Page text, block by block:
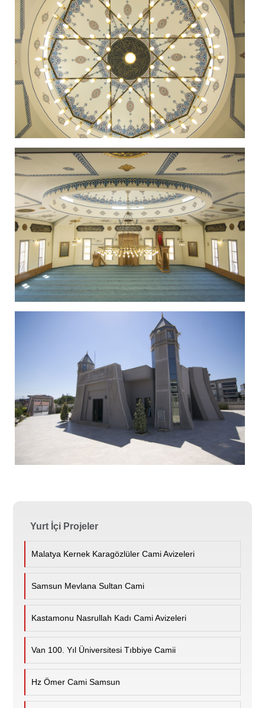
Yurt İçi Projeler
Malatya Kernek Karagözlüler Cami Avizeleri
Samsun Mevlana Sultan Cami
Kastamonu Nasrullah Kadı Cami Avizeleri
Van 100. Yıl Üniversitesi Tıbbiye Camii
Hz Ömer Cami Samsun